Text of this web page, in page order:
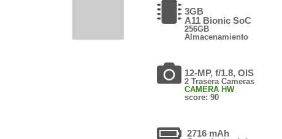
3GB
A11 Bionic SoC
256GB
Almacenamiento
12-MP, f/1.8, OIS
2 Trasera Cameras
CAMERA HW
score: 90
2716 mAh